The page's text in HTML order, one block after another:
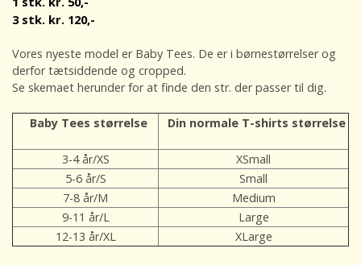
3 stk. kr. 120,-
Vores nyeste model er Baby Tees. De er i børnestørrelser og
derfor tætsiddende og cropped.
Se skemaet herunder for at finde den str. der passer til dig.
Baby Tees størrelse Din normale T-shirts størrelse
3-4 år/XS
XSmall
5-6 år/S
Small
7-8 år/M
Medium
9-11 år/L
Large
12-13 år/XL
XLarge